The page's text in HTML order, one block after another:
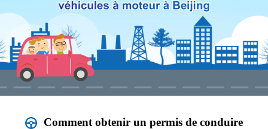
Comment obtenir un permis de conduire